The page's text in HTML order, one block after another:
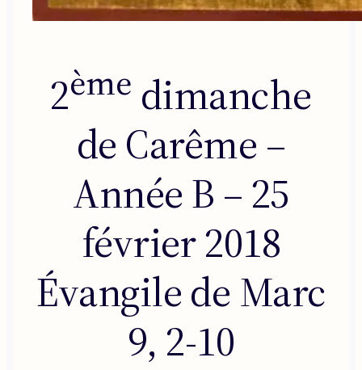
2ème dimanche
de Carême –
Année B – 25
février 2018
Évangile de Marc
9, 2-10